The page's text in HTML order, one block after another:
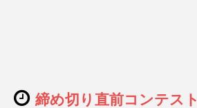
締め切り直前コンテスト